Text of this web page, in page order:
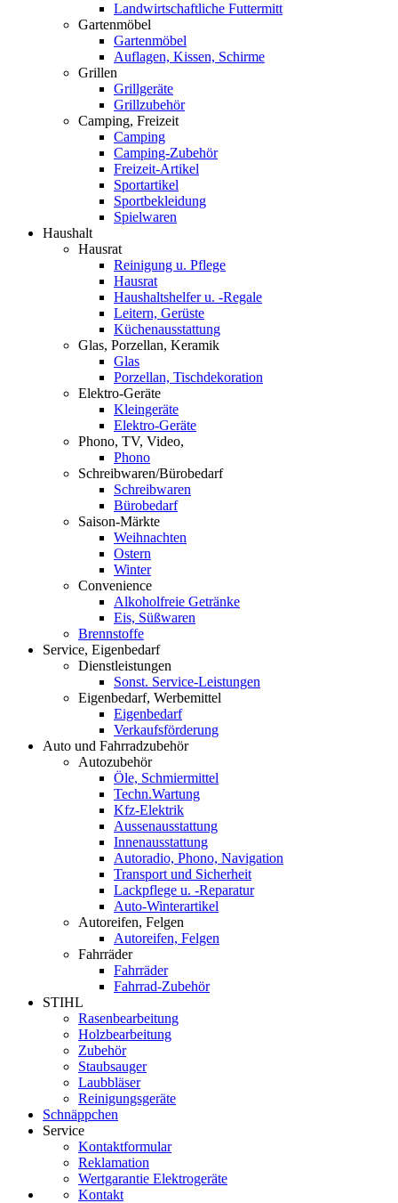
Landwirtschaftliche Futtermitt
Gartenmöbel
Gartenmöbel
Auflagen, Kissen, Schirme
Grillen
Grillgeräte
Grillzubehör
Camping, Freizeit
Camping
Camping-Zubehör
Freizeit-Artikel
Sportartikel
Sportbekleidung
Spielwaren
Haushalt
Hausrat
Reinigung u. Pflege
Hausrat
Haushaltshelfer u. -Regale
Leitern, Gerüste
Küchenausstattung
Glas, Porzellan, Keramik
Glas
Porzellan, Tischdekoration
Elektro-Geräte
Kleingeräte
Elektro-Geräte
Phono, TV, Video,
Phono
Schreibwaren/Bürobedarf
Schreibwaren
Bürobedarf
Saison-Märkte
Weihnachten
Ostern
Winter
Convenience
Alkoholfreie Getränke
Eis, Süßwaren
Brennstoffe
Service, Eigenbedarf
Dienstleistungen
Sonst. Service-Leistungen
Eigenbedarf, Werbemittel
Eigenbedarf
Verkaufsförderung
Auto und Fahrradzubehör
Autozubehör
Öle, Schmiermittel
Techn.Wartung
Kfz-Elektrik
Aussenausstattung
Innenausstattung
Autoradio, Phono, Navigation
Transport und Sicherheit
Lackpflege u. -Reparatur
Auto-Winterartikel
Autoreifen, Felgen
Autoreifen, Felgen
Fahrräder
Fahrräder
Fahrrad-Zubehör
STIHL
Rasenbearbeitung
Holzbearbeitung
Zubehör
Staubsauger
Laubbläser
Reinigungsgeräte
Schnäppchen
Service
Kontaktformular
Reklamation
Wertgarantie Elektrogeräte
Kontakt